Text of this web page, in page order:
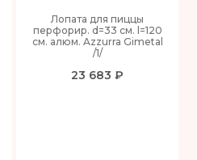
Лопата для пиццы
перфорир. d=33 см. l=120
см. алюм. Azzurra Gimetal
/1/
23 683 ₽